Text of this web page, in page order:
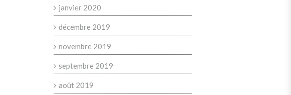
janvier 2020
décembre 2019
novembre 2019
septembre 2019
août 2019